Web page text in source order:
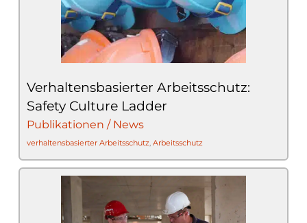
Verhaltensbasierter Arbeitsschutz:
Safety Culture Ladder
Publikationen / News
verhaltensbasierter Arbeitsschutz, Arbeitsschutz